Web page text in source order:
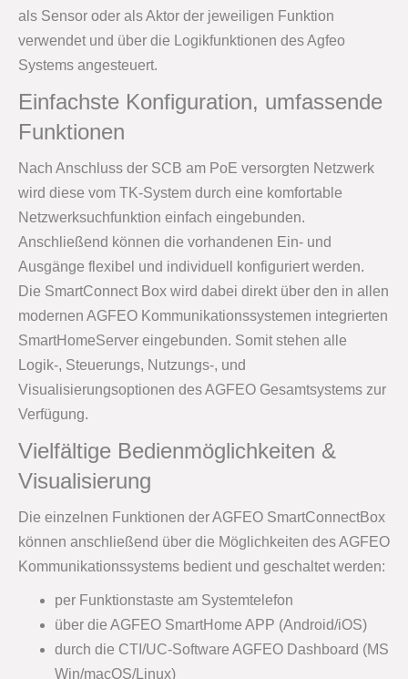
als Sensor oder als Aktor der jeweiligen Funktion
verwendet und über die Logikfunktionen des Agfeo
Systems angesteuert.
Einfachste Konfiguration, umfassende
Funktionen
Nach Anschluss der SCB am PoE versorgten Netzwerk
wird diese vom TK-System durch eine komfortable
Netzwerksuchfunktion einfach eingebunden.
Anschließend können die vorhandenen Ein- und
Ausgänge flexibel und individuell konfiguriert werden.
Die SmartConnect Box wird dabei direkt über den in allen
modernen AGFEO Kommunikationssystemen integrierten
SmartHomeServer eingebunden. Somit stehen alle
Logik-, Steuerungs, Nutzungs-, und
Visualisierungsoptionen des AGFEO Gesamtsystems zur
Verfügung.
Vielfältige Bedienmöglichkeiten &
Visualisierung
Die einzelnen Funktionen der AGFEO SmartConnectBox
können anschließend über die Möglichkeiten des AGFEO
Kommunikationssystems bedient und geschaltet werden:
per Funktionstaste am Systemtelefon
über die AGFEO SmartHome APP (Android/iOS)
durch die CTI/UC-Software AGFEO Dashboard (MS
Win/macOS/Linux)